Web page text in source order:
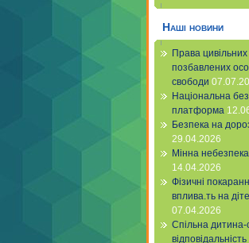
Наші новини
Права цивільних
позбавлених
свободи
Національна
платформа
Безпека на
29.04.2026
Мінна небезпека
14.04.2026
Фізичні
вплива.ть на
07.04.2026
Спільна дитина-
відповідальність